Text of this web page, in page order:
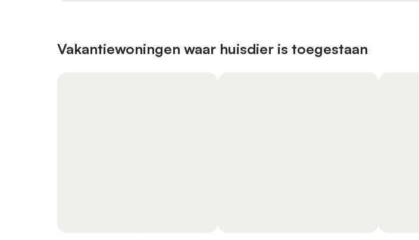
Vakantiewoningen waar huisdier is toegestaan